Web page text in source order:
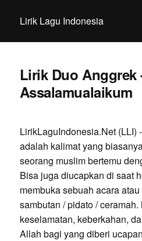
Lirik Lagu Indonesia
Lirik Duo Anggrek
Assalamualaikum
LirikLaguIndonesia.Net (LLI)
adalah kalimat yang
seorang muslim bertemu
Bisa juga diucapkan di saat
membuka sebuah acara
sambutan / pidato /
keselamatan, keberkahan,
Allah bagi yang diberi